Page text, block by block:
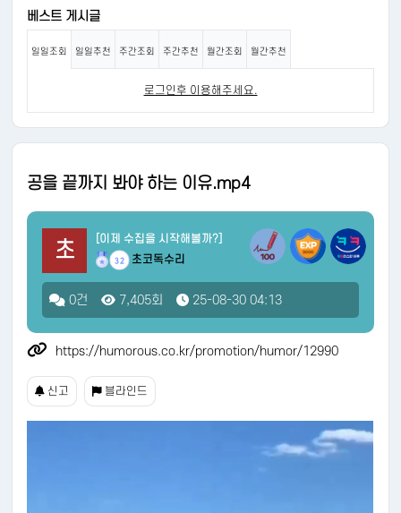
베스트 게시글
일일조회 일일추천 주간조회 주간추천 월간조회 월간추천
로그인후 이용해주세요.
공을 끝까지 봐야 하는 이유.mp4
초 [이제 수집을 시작해볼까?]
32 초코독수리
0건 7,405회 25-08-30 04:13
https://humorous.co.kr/promotion/humor/12990
신고 블라인드